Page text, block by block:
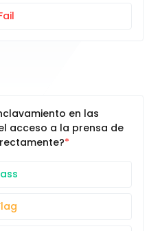
en las
acceso a la prensa de